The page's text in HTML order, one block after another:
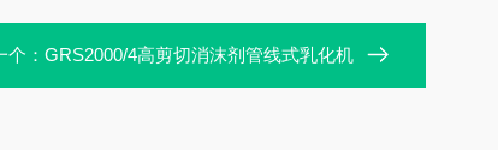
个： GRS2000/4高剪切消沫剂管线式乳化机